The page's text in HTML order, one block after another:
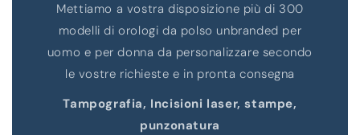
Mettiamo a vostra disposizione più di 300
modelli di orologi da polso unbranded per
uomo e per donna da personalizzare secondo
le vostre richieste e in pronta consegna
Tampografia, Incisioni laser, stampe,
punzonatura